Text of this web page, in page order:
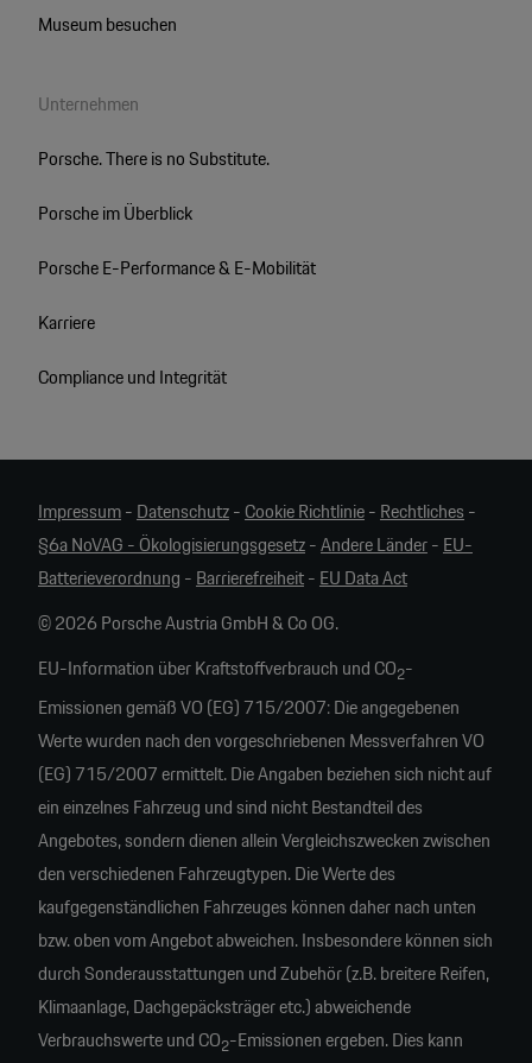
Museum besuchen
Unternehmen
Porsche. There is no Substitute.
Porsche im Überblick
Porsche E-Performance & E-Mobilität
Karriere
Compliance und Integrität
Impressum-Datenschutz-Cookie Richtlinie-Rechtliches-
§6a NoVAG - Ökologisierungsgesetz-Andere Länder-EU-
Batterieverordnung -Barrierefreiheit-EU Data Act
© 2026 Porsche Austria GmbH & Co OG.
EU-Information über Kraftstoffverbrauch und CO2-
Emissionen gemäß VO (EG) 715/2007: Die angegebenen
Werte wurden nach den vorgeschriebenen Messverfahren VO
(EG) 715/2007 ermittelt. Die Angaben beziehen sich nicht auf
ein einzelnes Fahrzeug und sind nicht Bestandteil des
Angebotes, sondern dienen allein Vergleichszwecken zwischen
den verschiedenen Fahrzeugtypen. Die Werte des
kaufgegenständlichen Fahrzeuges können daher nach unten
bzw. oben vom Angebot abweichen. Insbesondere können sich
durch Sonderausstattungen und Zubehör (z.B. breitere Reifen,
Klimaanlage, Dachgepäcksträger etc.) abweichende
Verbrauchswerte und CO2-Emissionen ergeben. Dies kann